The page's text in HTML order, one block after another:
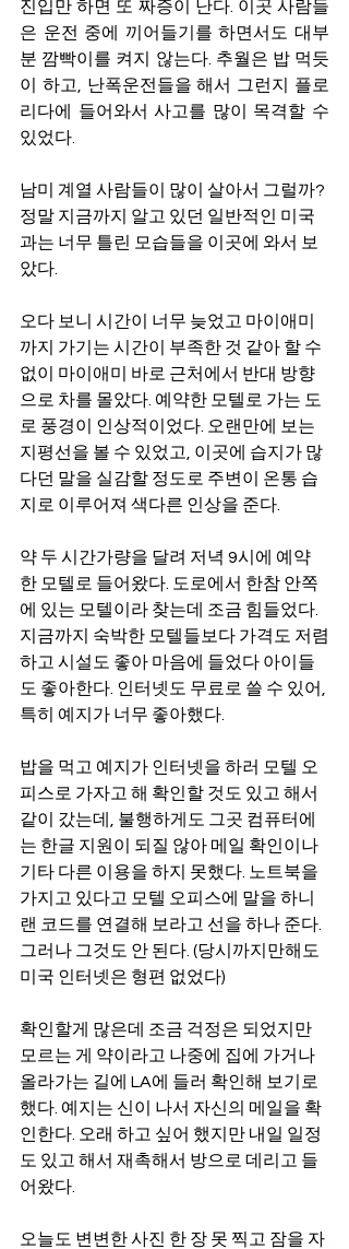
진입만 하면 또 짜증이 난다. 이곳 사람들
은 운전 중에 끼어들기를 하면서도 대부
분 깜빡이를 켜지 않는다. 추월은 밥 먹듯
이 하고, 난폭운전들을 해서 그런지 플로
리다에 들어와서 사고를 많이 목격할 수
있었다.
남미 계열 사람들이 많이 살아서 그럴까?
정말 지금까지 알고 있던 일반적인 미국
과는 너무 틀린 모습들을 이곳에 와서 보
았다.
오다 보니 시간이 너무 늦었고 마이애미
까지 가기는 시간이 부족한 것 같아 할 수
없이 마이애미 바로 근처에서 반대 방향
으로 차를 몰았다. 예약한 모텔로 가는 도
로 풍경이 인상적이었다. 오랜만에 보는
지평선을 볼 수 있었고, 이곳에 습지가 많
다던 말을 실감할 정도로 주변이 온통 습
지로 이루어져 색다른 인상을 준다.
약 두 시간가량을 달려 저녁 9시에 예약
한 모텔로 들어왔다. 도로에서 한참 안쪽
에 있는 모텔이라 찾는데 조금 힘들었다.
지금까지 숙박한 모텔들보다 가격도 저렴
하고 시설도 좋아 마음에 들었다 아이들
도 좋아한다. 인터넷도 무료로 쓸 수 있어,
특히 예지가 너무 좋아했다.
밥을 먹고 예지가 인터넷을 하러 모텔 오
피스로 가자고 해 확인할 것도 있고 해서
같이 갔는데, 불행하게도 그곳 컴퓨터에
는 한글 지원이 되질 않아 메일 확인이나
기타 다른 이용을 하지 못했다. 노트북을
가지고 있다고 모텔 오피스에 말을 하니
랜 코드를 연결해 보라고 선을 하나 준다.
그러나 그것도 안 된다. (당시까지만해도
미국 인터넷은 형편 없었다)
확인할게 많은데 조금 걱정은 되었지만
모르는 게 약이라고 나중에 집에 가거나
올라가는 길에 LA에 들러 확인해 보기로
했다. 예지는 신이 나서 자신의 메일을 확
인한다. 오래 하고 싶어 했지만 내일 일정
도 있고 해서 재촉해서 방으로 데리고 들
어왔다.
오늘도 변변한 사진 한 장 못 찍고 잠을 자